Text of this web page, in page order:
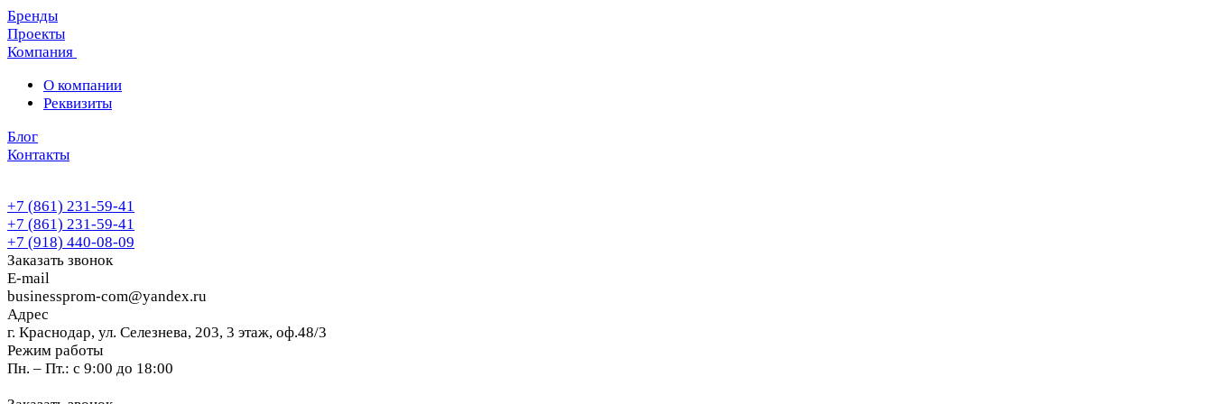
Бренды
Проекты
Компания
О компании
Реквизиты
Блог
Контакты
+7 (861) 231-59-41
+7 (861) 231-59-41
+7 (918) 440-08-09
Заказать звонок
E-mail
businessprom-com@yandex.ru
Адрес
г. Краснодар, ул. Селезнева, 203, 3 этаж, оф.48/3
Режим работы
Пн. – Пт.: с 9:00 до 18:00